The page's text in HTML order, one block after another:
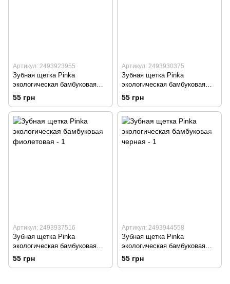
Артикул: 2493923955
Зубная щетка Pinka
экологическая бамбуковая
зеленая
55 грн
Артикул: 2493930375
Зубная щетка Pinka
экологическая бамбуковая
серая
55 грн
Артикул: 2493937516
Зубная щетка Pinka
экологическая бамбуковая
фиолетовая
55 грн
Артикул: 2493944558
Зубная щетка Pinka
экологическая бамбуковая
черная
55 грн